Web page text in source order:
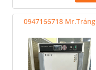
0947166718 Mr.Tráng